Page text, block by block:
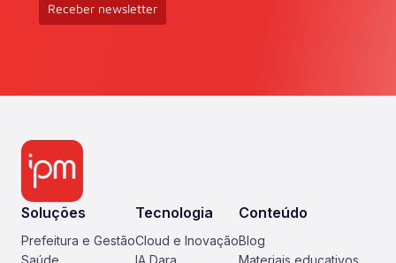
Receber newsletter
Soluções
Prefeitura e Gestão
Saúde
Tecnologia
Cloud e Inovação
IA Dara
Conteúdo
Blog
Materiais educativos